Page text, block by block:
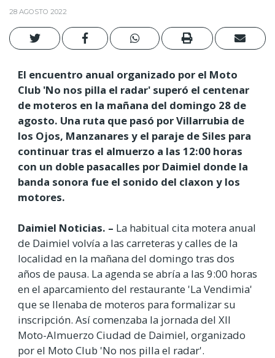
28 AGOSTO 2022
El encuentro anual organizado por el Moto
Club 'No nos pilla el radar' superó el centenar
de moteros en la mañana del domingo 28 de
agosto. Una ruta que pasó por Villarrubia de
los Ojos, Manzanares y el paraje de Siles para
continuar tras el almuerzo a las 12:00 horas
con un doble pasacalles por Daimiel donde la
banda sonora fue el sonido del claxon y los
motores.
Daimiel Noticias. – La habitual cita motera anual
de Daimiel volvía a las carreteras y calles de la
localidad en la mañana del domingo tras dos
años de pausa. La agenda se abría a las 9:00 horas
en el aparcamiento del restaurante 'La Vendimia'
que se llenaba de moteros para formalizar su
inscripción. Así comenzaba la jornada del XII
Moto-Almuerzo Ciudad de Daimiel, organizado
por el Moto Club 'No nos pilla el radar'.